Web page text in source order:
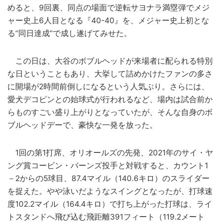
めると、9回裏、同点の場面で逆転サヨナラ満塁弾でメジ
ャー史上6人目となる『40-40』を、メジャー史上初とな
る“同日達成”で成し遂げてみせた。
この日は、大谷のボブルヘッドが来場者に配られる特別
な日ということもあり、大挙して詰めかけたファンの多さ
に開場が2時間前倒しになるという人気ぶり。さらには、
愛犬デコピンとの始球式が行われるなど、場内は試合前か
らものすごい盛り上がりとなっていたが、そんな自身のボ
ブルヘッドデーで、豪快な一発を放った。
1回の第1打席、オリオールズの先発、2021年のサイ・ヤ
ング賞コービン・バーンズ投手と対戦すると、カウント1
－2からの5球目、87.4マイル（140.6キロ）のスライダー
を捉えた。やや泳いだようなスイングとなったが、打球速
度102.2マイル（164.4キロ）で打ち上がった打球は、ライ
トスタンドへ飛び込む飛距離391フィート（119.2メート